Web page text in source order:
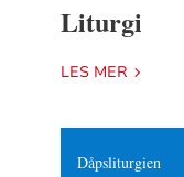
Liturgi
LES MER
Dåpsliturgien